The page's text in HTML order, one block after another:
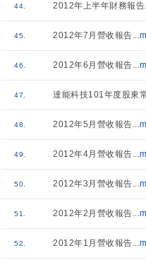
44. 2012年上半年財務報告
45. 2012年7月營收報告...
46. 2012年6月營收報告...
47. 達能科技101年度股東
48. 2012年5月營收報告...
49. 2012年4月營收報告...
50. 2012年3月營收報告...
51. 2012年2月營收報告...
52. 2012年1月營收報告...